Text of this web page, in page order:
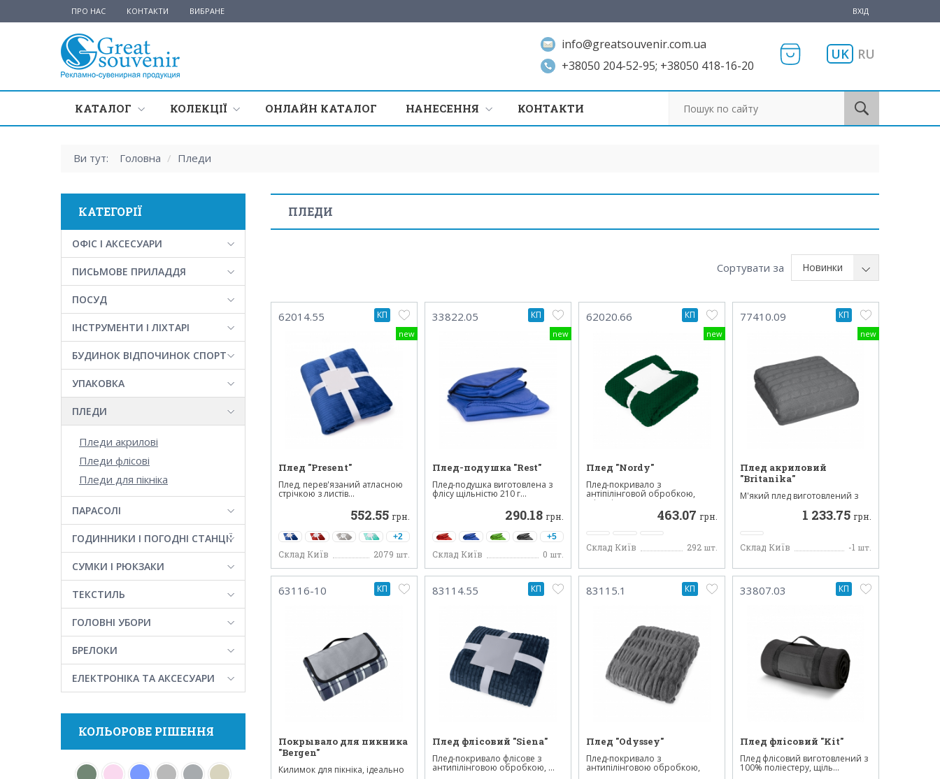
ПРО НАС КОНТАКТИ ВИБРАНЕ ВХІД
UK RU
info@greatsouvenir.com.ua
+38050 204-52-95; +38050 418-16-20
КАТАЛОГ КОЛЕКЦІЇ ОНЛАЙН КАТАЛОГ НАНЕСЕННЯ КОНТАКТИ
Ви тут: Головна / Пледи
ПЛЕДИ
Сортувати за Новинки
new
62014.55
Плед "Рresent"
Плед, перев'язаний атласною
стрічкою з листів...
552.55 грн.
+2
Склад Київ 2079 шт.
КП
new
33822.05
Плед-подушка "Rest"
Плед-подушка виготовлена ​​з
флісу щільністю 210 г...
290.18 грн.
+5
Склад Київ 0 шт.
КП
new
62020.66
Плед "Nordy"
Плед-покривало з
антіпілінговой обробкою,
щільніст...
463.07 грн.
Склад Київ 292 шт.
КП
new
77410.09
Плед акриловий
"Britanika"
М'який плед виготовлений з
1 233.75 грн.
Склад Київ -1 шт.
КП
63116-10
Покрывало для пикника
"Bergen"
Килимок для пікніка, ідеально
КП 83114.55
Плед флісовий "Siena"
Плед-покривало флісове з
антипілінговою обробкою, ...
КП 83115.1
Плед "Odyssey"
Плед-покривало з
антипілінговою обробкою,
КП 33807.03
Плед флісовий "Kit"
Плед флісовий виготовлений з
100% поліестеру, щіль...
КП
КАТЕГОРІЇ
ОФІС І АКСЕСУАРИ
ПИСЬМОВЕ ПРИЛАДДЯ
ПОСУД
ІНСТРУМЕНТИ І ЛІХТАРІ
БУДИНОК ВІДПОЧИНОК СПОРТ
УПАКОВКА
ПЛЕДИ
Пледи акрилові
Пледи флісові
Пледи для пікніка
ПАРАСОЛІ
ГОДИННИКИ І ПОГОДНІ СТАНЦІЇ
СУМКИ І РЮКЗАКИ
ТЕКСТИЛЬ
ГОЛОВНІ УБОРИ
БРЕЛОКИ
ЕЛЕКТРОНІКА ТА АКСЕСУАРИ
КОЛЬОРОВЕ РІШЕННЯ